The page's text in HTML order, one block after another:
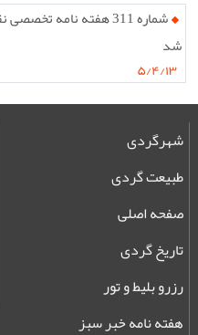
شماره 311 هفته نامه
شد
۵/۴/۱۳
شهرگردی
طبیعت گردی
صفحه اصلی
تاریخ گردی
رزرو بلیط و تور
هفته نامه خبر سبز